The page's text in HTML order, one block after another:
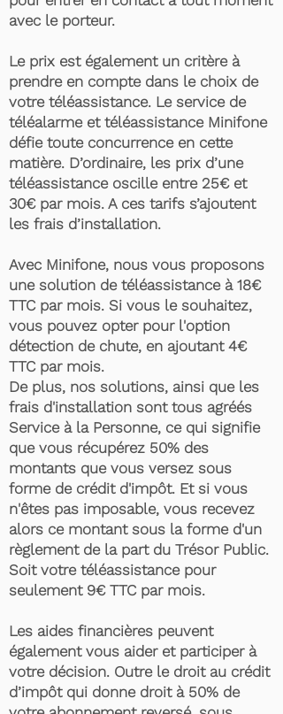
avec le porteur.
Le prix est également un critère à
prendre en compte dans le choix de
votre téléassistance. Le service de
téléalarme et téléassistance Minifone
défie toute concurrence en cette
matière. D’ordinaire, les prix d’une
téléassistance oscille entre 25€ et
30€ par mois. A ces tarifs s’ajoutent
les frais d’installation.
Avec Minifone, nous vous proposons
une solution de téléassistance à 18€
TTC par mois. Si vous le souhaitez,
vous pouvez opter pour l'option
détection de chute, en ajoutant 4€
TTC par mois.
De plus, nos solutions, ainsi que les
frais d'installation sont tous agréés
Service à la Personne, ce qui signifie
que vous récupérez 50% des
montants que vous versez sous
forme de crédit d'impôt. Et si vous
n'êtes pas imposable, vous recevez
alors ce montant sous la forme d'un
règlement de la part du Trésor Public.
Soit votre téléassistance pour
seulement 9€ TTC par mois.
Les aides financières peuvent
également vous aider et participer à
votre décision. Outre le droit au crédit
d’impôt qui donne droit à 50% de